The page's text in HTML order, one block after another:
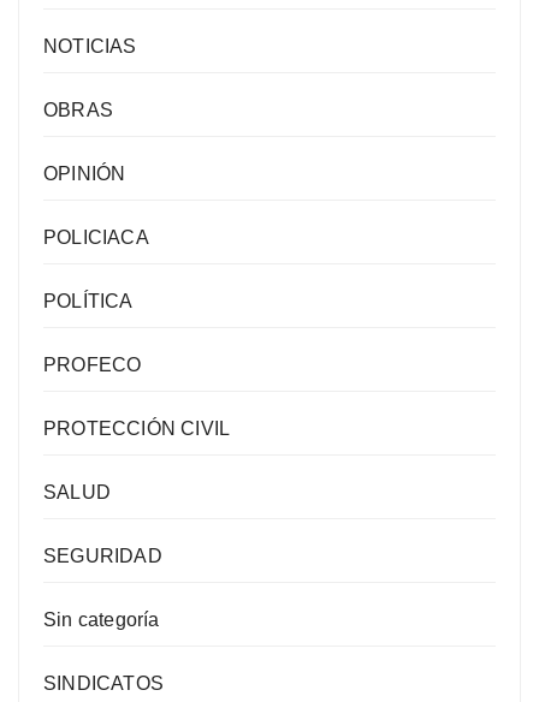
NOTICIAS
OBRAS
OPINIÓN
POLICIACA
POLÍTICA
PROFECO
PROTECCIÓN CIVIL
SALUD
SEGURIDAD
Sin categoría
SINDICATOS